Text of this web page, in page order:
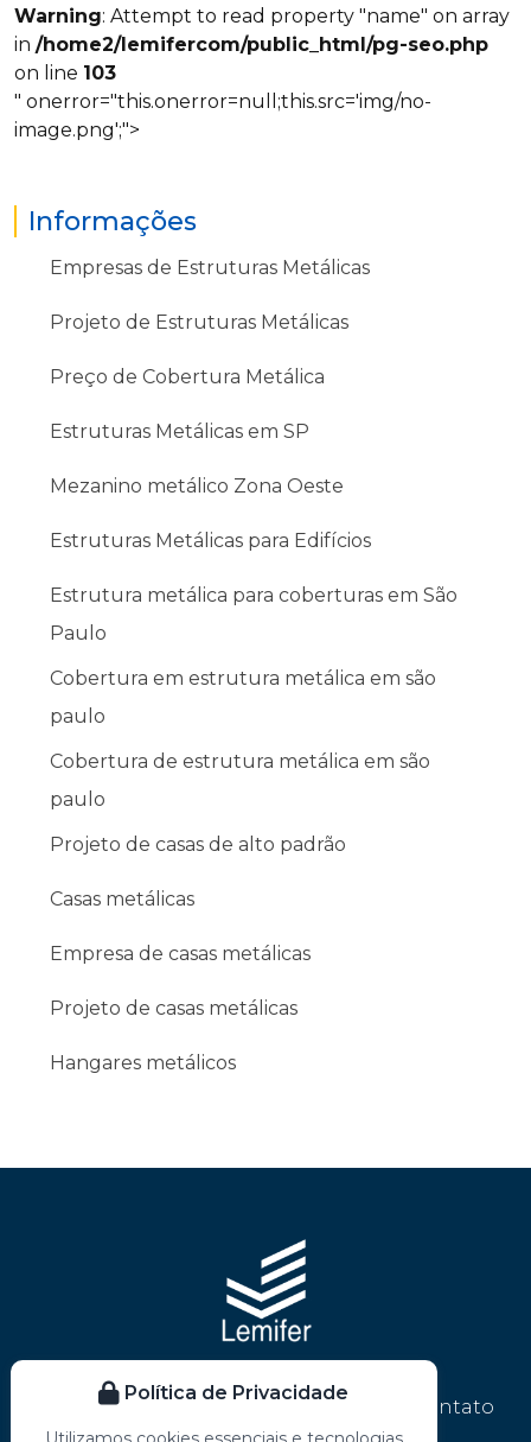
Warning: Attempt to read property "name" on array
in /home2/lemifercom/public_html/pg-seo.php
on line 103
" onerror="this.onerror=null;this.src='img/no-
image.png';">
Informações
Empresas de Estruturas Metálicas
Projeto de Estruturas Metálicas
Preço de Cobertura Metálica
Estruturas Metálicas em SP
Mezanino metálico Zona Oeste
Estruturas Metálicas para Edifícios
Estrutura metálica para coberturas em São
Paulo
Cobertura em estrutura metálica em são
paulo
Cobertura de estrutura metálica em são
paulo
Projeto de casas de alto padrão
Casas metálicas
Empresa de casas metálicas
Projeto de casas metálicas
Hangares metálicos
Empresa Serviços Blog Contato
Política de Privacidade